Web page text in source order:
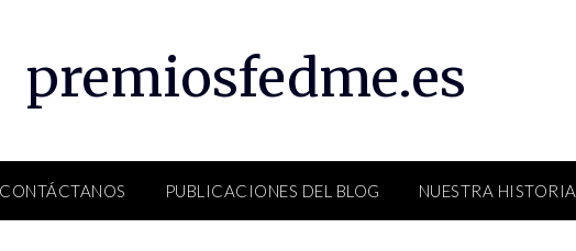
premiosfedme.es
CONTÁCTANOS PUBLICACIONES DEL BLOG NUESTRA HISTORIA